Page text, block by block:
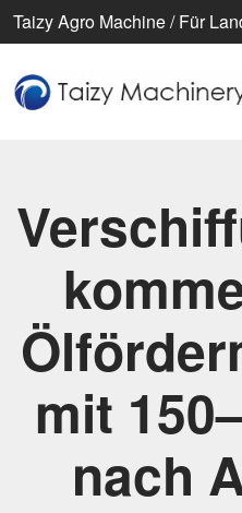
Taizy Agro Machine / Für
mit
nach